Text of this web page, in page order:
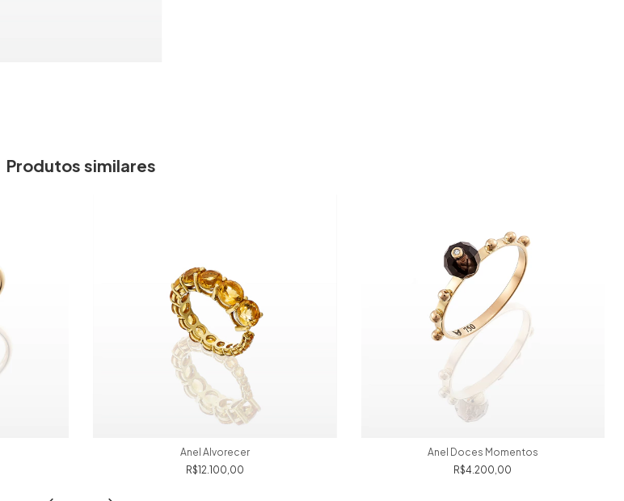
Produtos similares
Anel Alvorecer
R$12.100,00
Anel Doces Momentos
R$4.200,00